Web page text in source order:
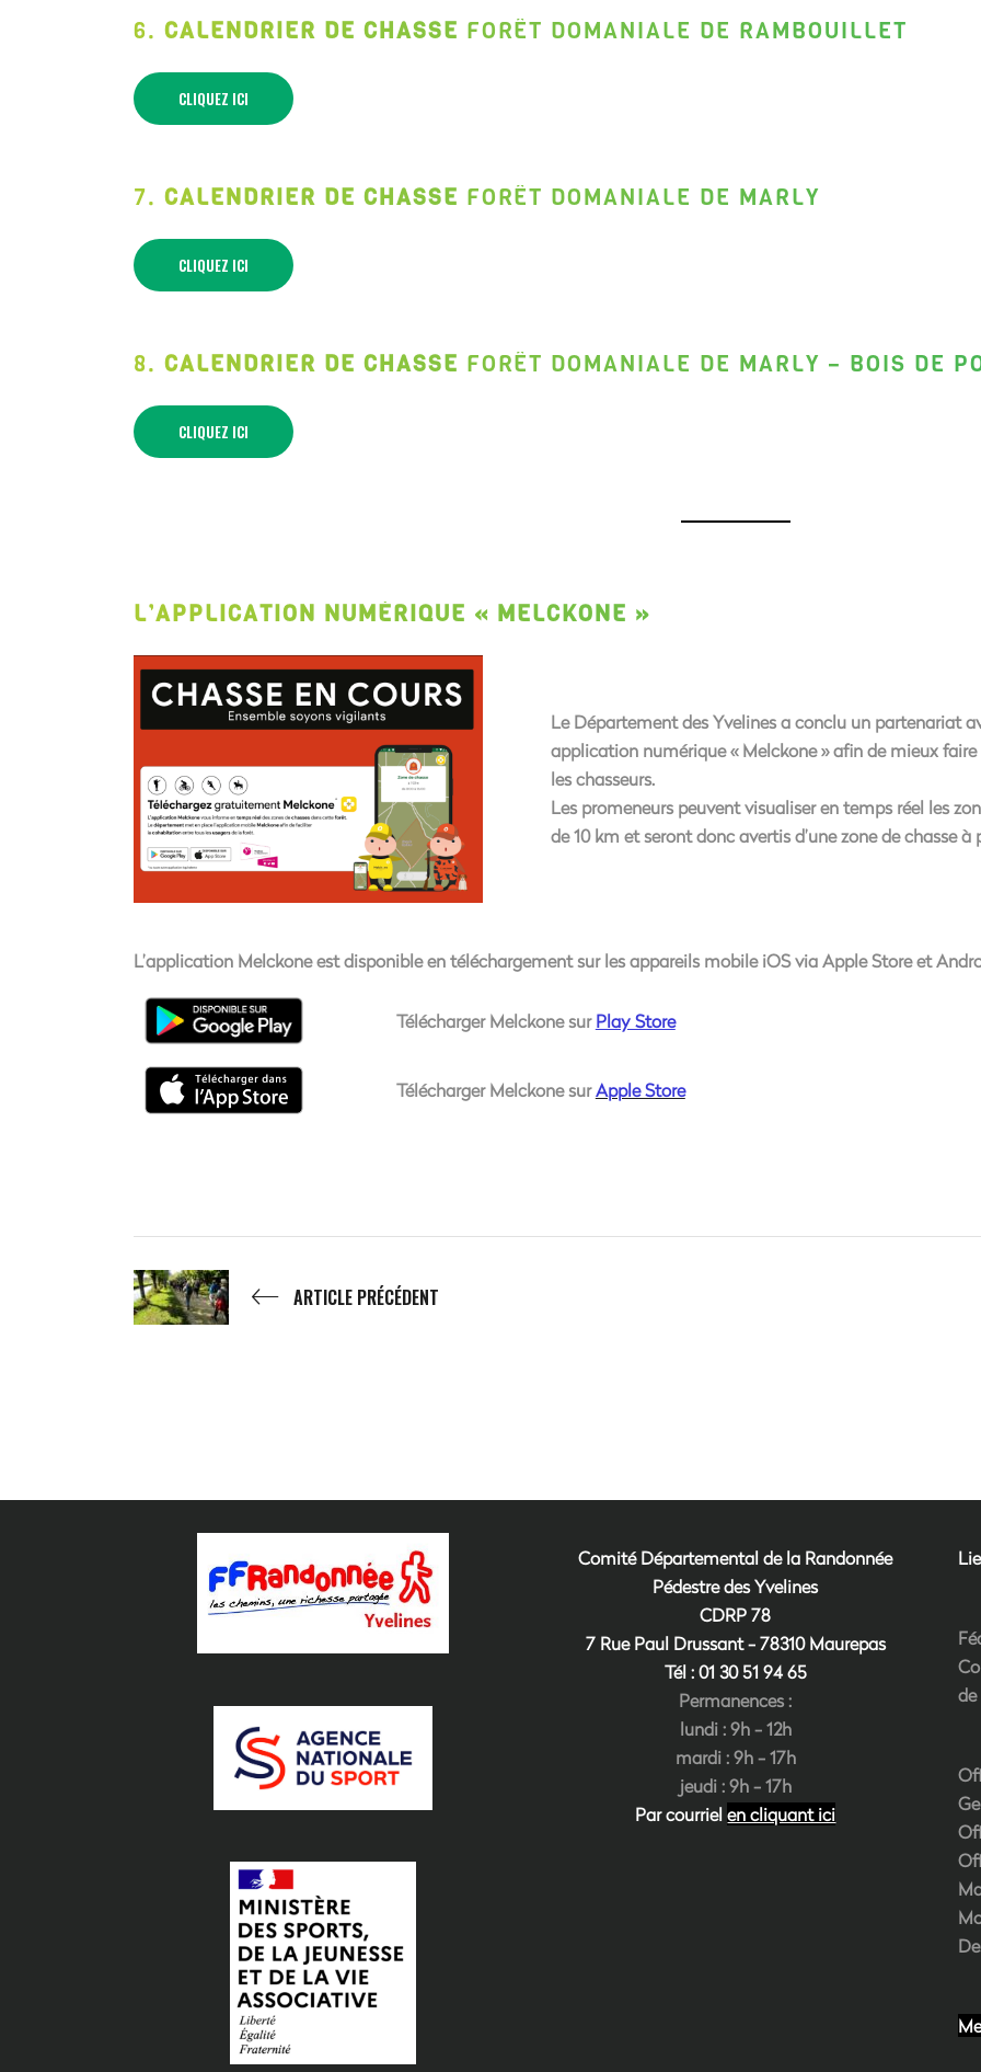
6. CALENDRIER DE CHASSE FORÊT DOMANIALE DE RAMBOUILLET
CLIQUEZ ICI
7. CALENDRIER DE CHASSE FORÊT DOMANIALE DE MARLY
CLIQUEZ ICI
8. CALENDRIER DE CHASSE FORÊT DOMANIALE DE MARLY – BOIS DE
CLIQUEZ ICI
L’APPLICATION NUMÉRIQUE « MELCKONE »
Le Département des Yvelines a conclu un partenariat
application numérique « Melckone » afin de mieux faire
les chasseurs.
Les promeneurs peuventvisualiser en temps réel les
de 10 km et seront donc avertis d’une zone de chasse
L’application Melckoneest disponible en téléchargement sur les appareils mobile iOS via Apple Store et
Télécharger Melckone surPlay Store
Télécharger Melckone surApple Store
ARTICLE PRÉCÉDENT
Comité Départemental de la Randonnée
Pédestre des Yvelines
CDRP 78
7 Rue Paul Drussant - 78310 Maurepas
Tél : 01 30 51 9465
Permanences :
lundi : 9h - 12h
mardi : 9h - 17h
jeudi : 9h - 17h
Par courrielen cliquant ici
de